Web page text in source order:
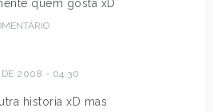
quem gosta xD
DE 2008 - 04:30
historia xD mas